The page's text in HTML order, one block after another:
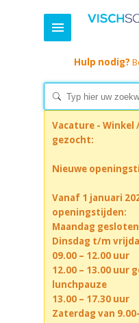
Hulp nodig?
Vacature - Winkel
gezocht:
Nieuwe
Vanaf 1 januari
openingstijden:
Maandag
Dinsdag t/m
09.00 – 12.00 uur
12.00 – 13.00 uur
lunchpauze
13.00 – 17.30 uur
Zaterdag van